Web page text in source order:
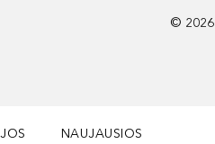
© 2026
NAUJAUSIOS